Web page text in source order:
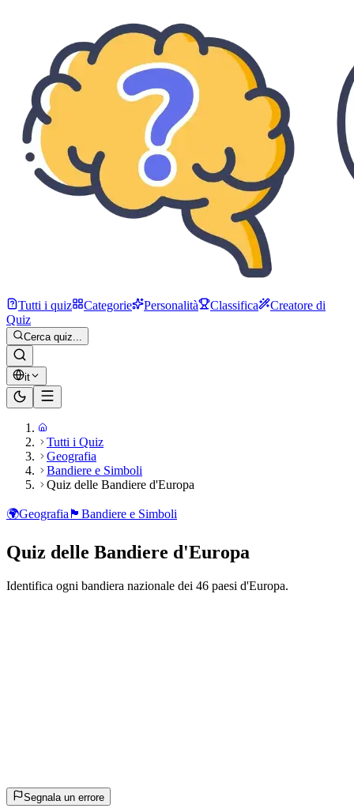
Tutti i quiz Categorie Personalità Classifica
Creatore di
Quiz
Cerca quiz...
it
Tutti i Quiz
Geografia
Bandiere e Simboli
Quiz delle Bandiere d'Europa
🌍Geografia 🏴 Bandiere e Simboli
Quiz delle Bandiere d'Europa
Identifica ogni bandiera nazionale dei 46 paesi d'Europa.
Segnala un errore